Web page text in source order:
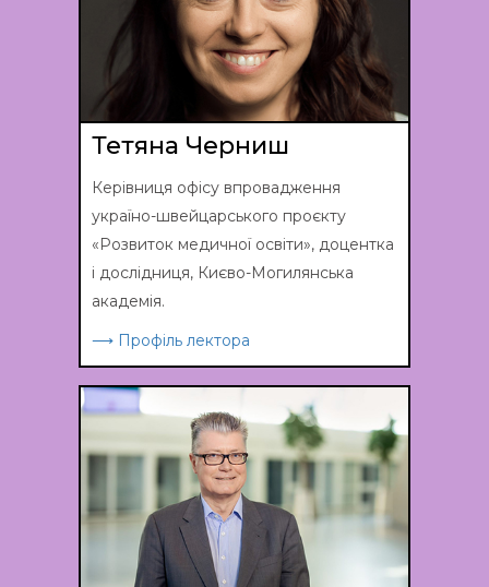
Тетяна Черниш
Керівниця офісу впровадження
україно-швейцарського проєкту
«Розвиток медичної освіти», доцентка
і дослідниця, Києво-Могилянська
академія.
⟶ Профіль лектора